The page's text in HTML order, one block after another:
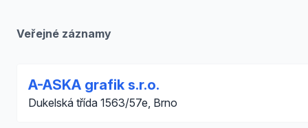
Veřejné záznamy
A-ASKA grafik s.r.o.
Dukelská třída 1563/57e, Brno